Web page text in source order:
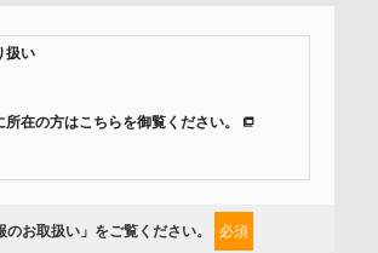
扱い
所在の方はこちらを御覧ください。
ます。
のお取扱い」をご覧ください。 必須